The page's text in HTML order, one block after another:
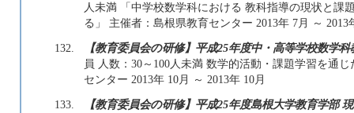
人未満 「中学校数学科における 教科指導の現状と課
る」 主催者：島根県教育センター 2013年 7月 ～ 2013
132.
【教育委員会の研修】平成25年度中・高等学校数学
員 人数：30～100人未満 数学的活動・課題学習を通
センター 2013年 10月 ～ 2013年 10月
133.
【教育委員会の研修】平成25年度島根大学教育学部